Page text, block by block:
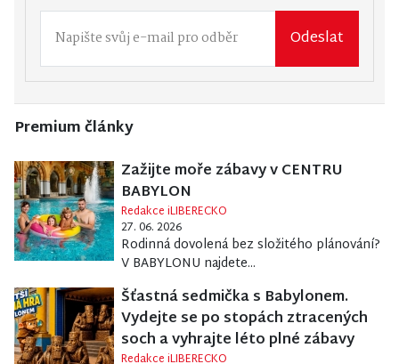
Odeslat
Premium články
Zažijte moře zábavy v CENTRU
BABYLON
Redakce iLIBERECKO
27. 06. 2026
Rodinná dovolená bez složitého plánování?
V BABYLONU najdete...
Šťastná sedmička s Babylonem.
Vydejte se po stopách ztracených
soch a vyhrajte léto plné zábavy
Redakce iLIBERECKO